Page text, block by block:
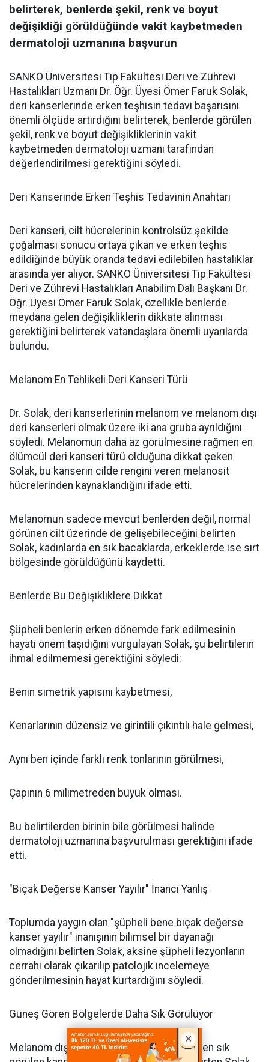
belirterek, benlerde şekil, renk ve boyut
değişikliği görüldüğünde vakit kaybetmeden
dermatoloji uzmanına başvurun
SANKO Üniversitesi Tıp Fakültesi Deri ve Zührevi
Hastalıkları Uzmanı Dr. Öğr. Üyesi Ömer Faruk Solak,
deri kanserlerinde erken teşhisin tedavi başarısını
önemli ölçüde artırdığını belirterek, benlerde görülen
şekil, renk ve boyut değişikliklerinin vakit
kaybetmeden dermatoloji uzmanı tarafından
değerlendirilmesi gerektiğini söyledi.
Deri Kanserinde Erken Teşhis Tedavinin Anahtarı
Deri kanseri, cilt hücrelerinin kontrolsüz şekilde
çoğalması sonucu ortaya çıkan ve erken teşhis
edildiğinde büyük oranda tedavi edilebilen hastalıklar
arasında yer alıyor. SANKO Üniversitesi Tıp Fakültesi
Deri ve Zührevi Hastalıkları Anabilim Dalı Başkanı Dr.
Öğr. Üyesi Ömer Faruk Solak, özellikle benlerde
meydana gelen değişikliklerin dikkate alınması
gerektiğini belirterek vatandaşlara önemli uyarılarda
bulundu.
Melanom En Tehlikeli Deri Kanseri Türü
Dr. Solak, deri kanserlerinin melanom ve melanom dışı
deri kanserleri olmak üzere iki ana gruba ayrıldığını
söyledi. Melanomun daha az görülmesine rağmen en
ölümcül deri kanseri türü olduğuna dikkat çeken
Solak, bu kanserin cilde rengini veren melanosit
hücrelerinden kaynaklandığını ifade etti.
Melanomun sadece mevcut benlerden değil, normal
görünen cilt üzerinde de gelişebileceğini belirten
Solak, kadınlarda en sık bacaklarda, erkeklerde ise sırt
bölgesinde görüldüğünü kaydetti.
Benlerde Bu Değişikliklere Dikkat
Şüpheli benlerin erken dönemde fark edilmesinin
hayati önem taşıdığını vurgulayan Solak, şu belirtilerin
ihmal edilmemesi gerektiğini söyledi:
Benin simetrik yapısını kaybetmesi,
Kenarlarının düzensiz ve girintili çıkıntılı hale gelmesi,
Aynı ben içinde farklı renk tonlarının görülmesi,
Çapının 6 milimetreden büyük olması.
Bu belirtilerden birinin bile görülmesi halinde
dermatoloji uzmanına başvurulması gerektiğini ifade
etti.
"Bıçak Değerse Kanser Yayılır" İnancı Yanlış
Toplumda yaygın olan "şüpheli bene bıçak değerse
kanser yayılır" inanışının bilimsel bir dayanağı
olmadığını belirten Solak, aksine şüpheli lezyonların
cerrahi olarak çıkarılıp patolojik incelemeye
gönderilmesinin hayat kurtardığını söyledi.
Güneş Gören Bölgelerde Daha Sık Görülüyor
Melanom dışı deri kanserlerinin toplumda en sık